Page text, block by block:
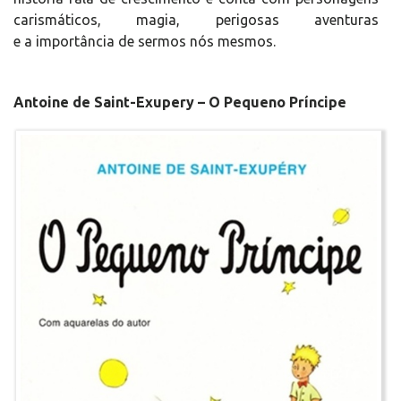
carismáticos, magia, perigosas aventuras
e a importância de sermos nós mesmos.
Antoine de Saint-Exupery – O Pequeno Príncipe